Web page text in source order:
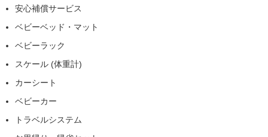
安心補償サービス
ベビーベッド・マット
ベビーラック
スケール (体重計)
カーシート
ベビーカー
トラベルシステム